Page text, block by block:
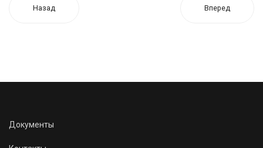
Назад Вперед
Документы